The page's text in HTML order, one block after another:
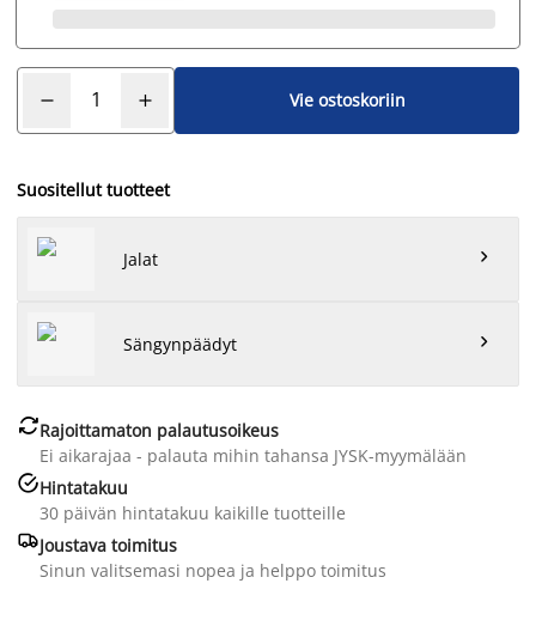
Vie ostoskoriin
Suositellut tuotteet
Jalat 
Sängynpäädyt 
Rajoittamaton palautusoikeus
Ei aikarajaa - palauta mihin tahansa JYSK-myymälään
Hintatakuu
30 päivän hintatakuu kaikille tuotteille
Joustava toimitus
Sinun valitsemasi nopea ja helppo toimitus